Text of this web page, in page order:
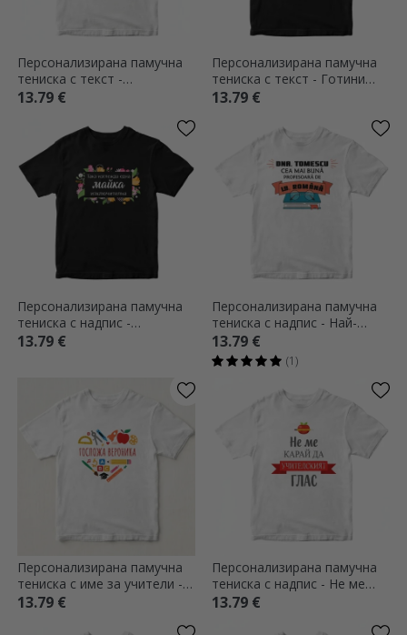
Персонализирана памучна
тениска с текст -
Преподаването е моята
13.79 €
Персонализирана памучна
тениска с текст - Готини
учители
13.79 €
Персонализирана памучна
тениска с надпис -
Изключителна жена
13.79 €
Персонализирана памучна
тениска с надпис - Най-
добрият учител
13.79 €
(1)
Персонализирана памучна
тениска с име за учители -
Сърце
13.79 €
Персонализирана памучна
тениска с надпис - Не ме
карай да използвам
13.79 €